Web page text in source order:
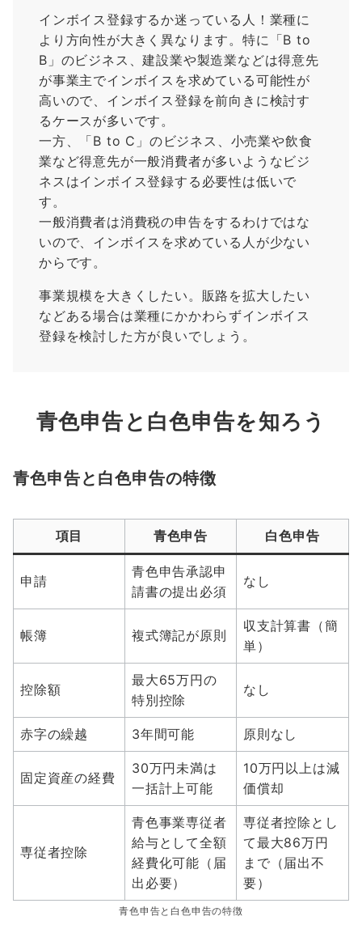
インボイス登録するか迷っている人！業種に
より方向性が大きく異なります。特に「B to
B」のビジネス、建設業や製造業などは得意先
が事業主でインボイスを求めている可能性が
高いので、インボイス登録を前向きに検討す
るケースが多いです。
一方、「B to C」のビジネス、小売業や飲食
業など得意先が一般消費者が多いようなビジ
ネスはインボイス登録する必要性は低いで
す。
一般消費者は消費税の申告をするわけではな
いので、インボイスを求めている人が少ない
からです。
事業規模を大きくしたい。販路を拡大したい
などある場合は業種にかかわらずインボイス
登録を検討した方が良いでしょう。
青色申告と白色申告を知ろう
青色申告と白色申告の特徴
項目 青色申告 白色申告
申請
青色申告承認申
請書の提出必須
なし
帳簿 複式簿記が原則
収支計算書（簡
単）
控除額
最大65万円の
特別控除
なし
赤字の繰越 3年間可能 原則なし
固定資産の経費
30万円未満は
一括計上可能
10万円以上は減
価償却
専従者控除
青色事業専従者
給与として全額
経費化可能（届
出必要）
専従者控除とし
て最大86万円
まで（届出不
要）
青色申告と白色申告の特徴